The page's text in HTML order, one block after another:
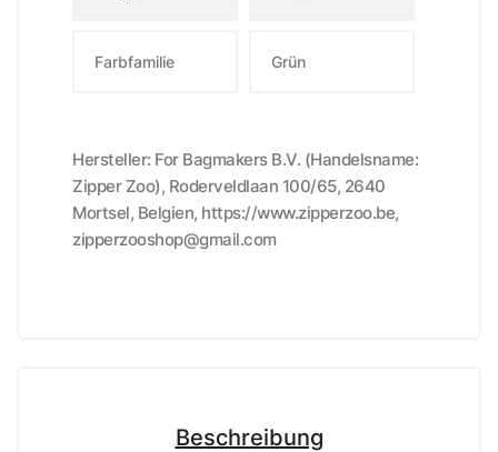
Farbfamilie Grün
Hersteller: For Bagmakers B.V. (Handelsname:
Zipper Zoo), Roderveldlaan 100/65, 2640
Mortsel, Belgien, https://www.zipperzoo.be,
zipperzooshop@gmail.com
Beschreibung